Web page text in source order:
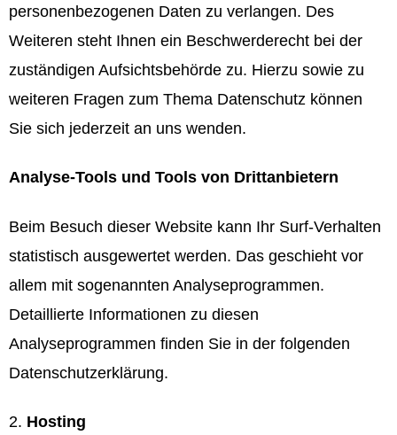
personenbezogenen Daten zu verlangen. Des
Weiteren steht Ihnen ein Beschwerderecht bei der
zuständigen Aufsichtsbehörde zu. Hierzu sowie zu
weiteren Fragen zum Thema Datenschutz können
Sie sich jederzeit an uns wenden.
Analyse-Tools und Tools von Drittanbietern
Beim Besuch dieser Website kann Ihr Surf-Verhalten
statistisch ausgewertet werden. Das geschieht vor
allem mit sogenannten Analyseprogrammen.
Detaillierte Informationen zu diesen
Analyseprogrammen finden Sie in der folgenden
Datenschutzerklärung.
Hosting